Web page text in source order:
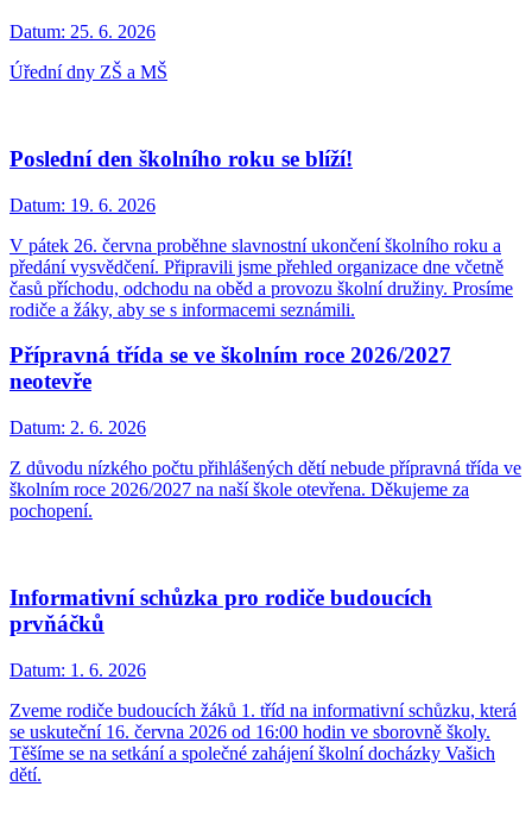
Datum: 25. 6. 2026
Úřední dny ZŠ a MŠ
Poslední den školního roku se blíží!
Datum: 19. 6. 2026
V pátek 26. června proběhne slavnostní ukončení školního roku a
předání vysvědčení. Připravili jsme přehled organizace dne včetně
časů příchodu, odchodu na oběd a provozu školní družiny. Prosíme
rodiče a žáky, aby se s informacemi seznámili.
Přípravná třída se ve školním roce 2026/2027
neotevře
Datum: 2. 6. 2026
Z důvodu nízkého počtu přihlášených dětí nebude přípravná třída ve
školním roce 2026/2027 na naší škole otevřena. Děkujeme za
pochopení.
Informativní schůzka pro rodiče budoucích
prvňáčků
Datum: 1. 6. 2026
Zveme rodiče budoucích žáků 1. tříd na informativní schůzku, která
se uskuteční 16. června 2026 od 16:00 hodin ve sborovně školy.
Těšíme se na setkání a společné zahájení školní docházky Vašich
dětí.